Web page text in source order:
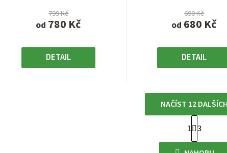
od 780 Kč
799 Kč
DETAIL
od 680 Kč
690 Kč
DETAIL
O
v
NAČÍST 12 DALŠÍCH
S
t
r
1 3